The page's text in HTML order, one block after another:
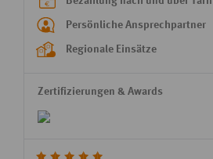
Persönliche Ansprechpartner
Regionale Einsätze
Zertifizierungen & Awards